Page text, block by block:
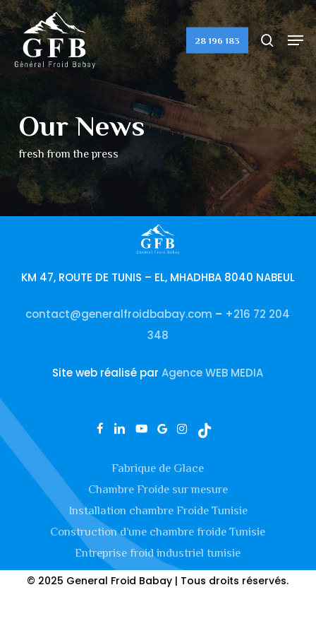
Skip
to
main
content
28 196 183
search
Our News
fresh from the press
KM 47, ROUTE DE TUNIS – EL, MHADHBA 8040 NABEUL
contact@generalfroidbabay.com – +216 72 204
348
Site web réalisé parAgence WEB MEDIA
facebook
linkedinyoutubegoogle-instagram
tiktok
Fabrique de Glace
Chambre Froide sur mesure
Installation chambre Froide Tunisie
Construction d’une chambre froide Tunisie
Entreprise froid industriel tunisie
© 2025 General Froid Babay | Tous droits réservés.
Close
Menu